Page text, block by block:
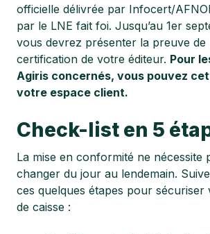
officielle délivrée par Infocert/
par le LNE fait foi. Jusqu’au 1er
vous devrez présenter la preuve de
certification de votre éditeur. Pour
Agiris concernés, vous pouvez
votre espace client.
Check-list en 5
La mise en conformité ne nécessite
changer du jour au lendemain.
ces quelques étapes pour sécuriser
de caisse :